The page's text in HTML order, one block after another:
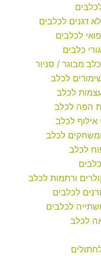
דגנים לכלבים
לכלבים
כלבים
מבוגר / סניור
לכלב
לכלב
הפה לכלב
אילוף לכלב
לכלב
לכלב
ורתמות לכלב
לכלבים
לכלבים
לכלב